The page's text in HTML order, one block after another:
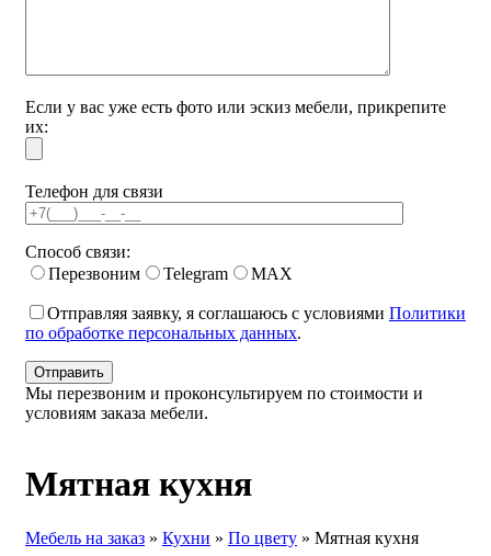
Если у вас уже есть фото или эскиз мебели, прикрепите
их:
Телефон для связи
Способ связи:
Перезвоним
Telegram MAX
Отправляя заявку, я соглашаюсь с условиями Политики
по обработке персональных данных.
Мы перезвоним и проконсультируем по стоимости и
условиям заказа мебели.
Мятная кухня
Мебель на заказ » Кухни » По цвету » Мятная кухня